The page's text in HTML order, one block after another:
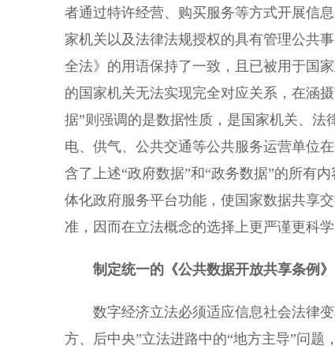
者通过特许经营、购买服务等方式开展信
家机关以及法律法规授权的具有管理公共
全法》的用语保持了一致，且已被用于国
的国家机关无法实现完全对应关系，在涵
据”则强调的是数据性质，是国家机关、
电、供气、公共交通等公共服务运营单位
含了上述“政府数据”和“政务数据”的所有
体化政府服务平台功能，使国家数据共享
准，因而在立法概念的选择上更严谨更科学
制定统一的《公共数据开放共享条例》
数字经济立法必须适应信息社会法律变
方、后中央”立法进路中的“地方主导”问